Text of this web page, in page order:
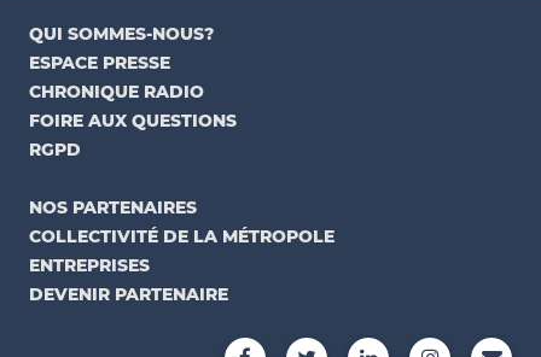
QUI SOMMES-NOUS?
ESPACE PRESSE
CHRONIQUE RADIO
FOIRE AUX QUESTIONS
RGPD
NOS PARTENAIRES
COLLECTIVITÉ DE LA MÉTROPOLE
ENTREPRISES
DEVENIR PARTENAIRE